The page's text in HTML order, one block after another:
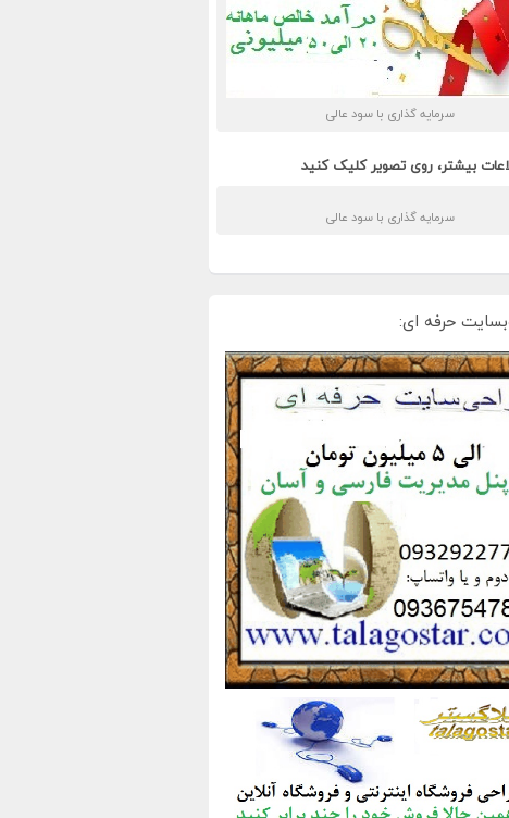
سرمایه گذاری با سود عالی
بیشتر، روی تصویر کلیک کنید
سرمایه گذاری با سود عالی
حرفه ای: